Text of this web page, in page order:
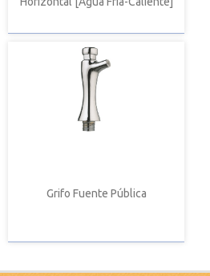
Grifo Fuente Pública